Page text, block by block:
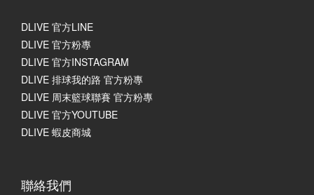
DLIVE 官方LINE
DLIVE 官方粉專
DLIVE 官方INSTAGRAM
DLIVE 排球我的路 官方粉專
DLIVE 周末籃球聯賽 官方粉專
DLIVE 官方YOUTUBE
DLIVE 蝦皮商城
聯絡我們